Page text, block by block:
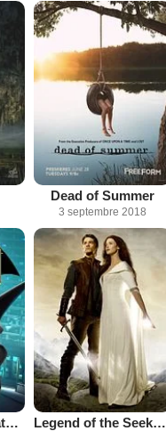
Dead of Summer
3 septembre 2018
Prenez garde à Batman Legend of the Seeker : l'épée de vérité